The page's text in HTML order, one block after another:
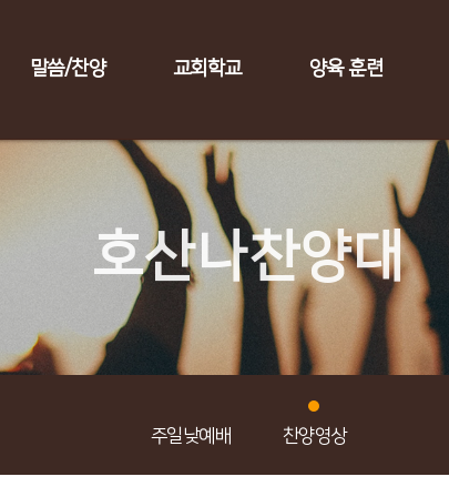
말씀/찬양 교회학교 양육 훈련
호산나찬양대
주일낮예배 찬양영상